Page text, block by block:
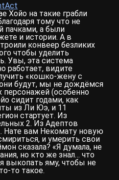
Хойо на такие грабли
тому что не
пачками, а были
и истории. А в
конвеер безликих
чтобы уделить
Увы, эта система
работает, видите
«кошко-жену с
будут, мы не дождёмся
персонажей (особенно
сидит годами, как
из Ли Юэ, и 11
стартует. Из
2. Из Адептов
Нате вам Некомату новую
и умерить свои
сказала? «Я думала, не
но кто же знал… что
выкопать яму, чтобы не
то такое.